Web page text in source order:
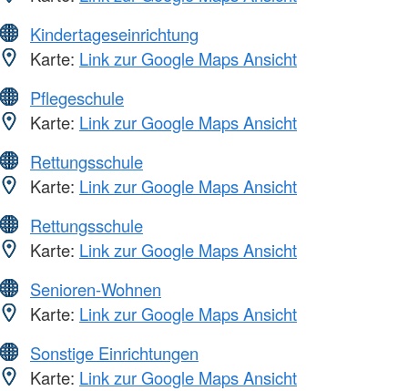
Kindertageseinrichtung
Karte: Link zur Google Maps Ansicht
Pflegeschule
Karte: Link zur Google Maps Ansicht
Rettungsschule
Karte: Link zur Google Maps Ansicht
Rettungsschule
Karte: Link zur Google Maps Ansicht
Senioren-Wohnen
Karte: Link zur Google Maps Ansicht
Sonstige Einrichtungen
Karte: Link zur Google Maps Ansicht